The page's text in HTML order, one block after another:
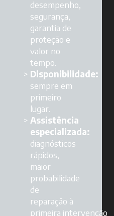
desempenho,
segurança,
garantia de
proteção e
valor no
tempo.
Disponibilidade:
sempre em
primeiro
lugar.
Assistência
especializada:
diagnósticos
rápidos,
maior
probabilidade
de
reparação à
primeira intervenção